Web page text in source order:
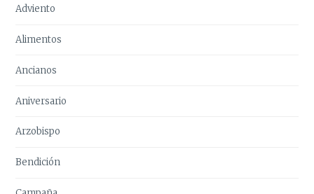
Adviento
Alimentos
Ancianos
Aniversario
Arzobispo
Bendición